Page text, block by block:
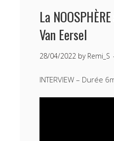
La
Van Eersel
28/04/2022 by Remi_S
INTERVIEW – Durée